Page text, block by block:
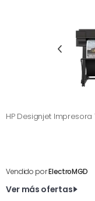
HP Designjet
Vendido porElectroMGD
Ver más ofertas